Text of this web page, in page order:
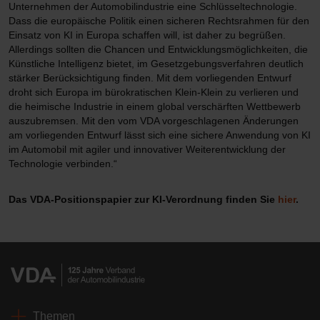
Unternehmen der Automobilindustrie eine Schlüsseltechnologie.
Dass die europäische Politik einen sicheren Rechtsrahmen für den
Einsatz von KI in Europa schaffen will, ist daher zu begrüßen.
Allerdings sollten die Chancen und Entwicklungsmöglichkeiten, die
Künstliche Intelligenz bietet, im Gesetzgebungsverfahren deutlich
stärker Berücksichtigung finden. Mit dem vorliegenden Entwurf
droht sich Europa im bürokratischen Klein-Klein zu verlieren und
die heimische Industrie in einem global verschärften Wettbewerb
auszubremsen. Mit den vom VDA vorgeschlagenen Änderungen
am vorliegenden Entwurf lässt sich eine sichere Anwendung von KI
im Automobil mit agiler und innovativer Weiterentwicklung der
Technologie verbinden.“
Das VDA-Positionspapier zur KI-Verordnung finden Sie hier.
Themen